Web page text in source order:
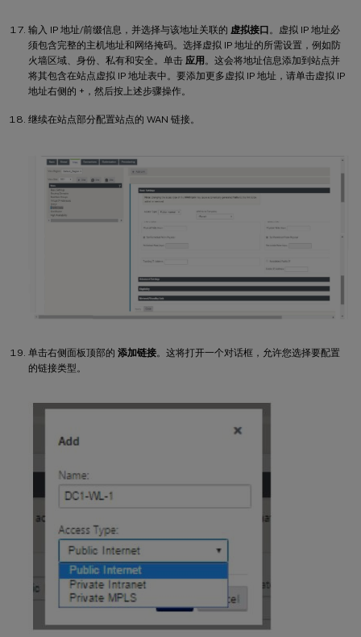
输入 IP 地址/前缀信息，并选择与该地址关联的 虚拟接口 。虚拟 IP 地址必
须包含完整的主机地址和网络掩码。选择虚拟 IP 地址的所需设置，例如防
火墙区域、身份、私有和安全。单击 应用 。这会将地址信息添加到站点并
将其包含在站点虚拟 IP 地址表中。要添加更多虚拟 IP 地址，请单击虚拟 IP
地址右侧的 +，然后按上述步骤操作。
继续在站点部分配置站点的 WAN 链接。
单击右侧面板顶部的 添加链接。这将打开一个对话框，允许您选择要配置
的链接类型。